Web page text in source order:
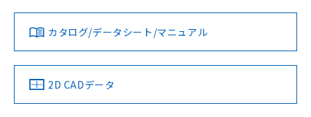
ダウンロードデータをご利用いただく前に、以下を必ずお読
みください。
ソフトウェアの使用条件
対応済み
中国 RoHS 注意事項・凡例
カタログ/データシート/マニュアル
2D CADデータ